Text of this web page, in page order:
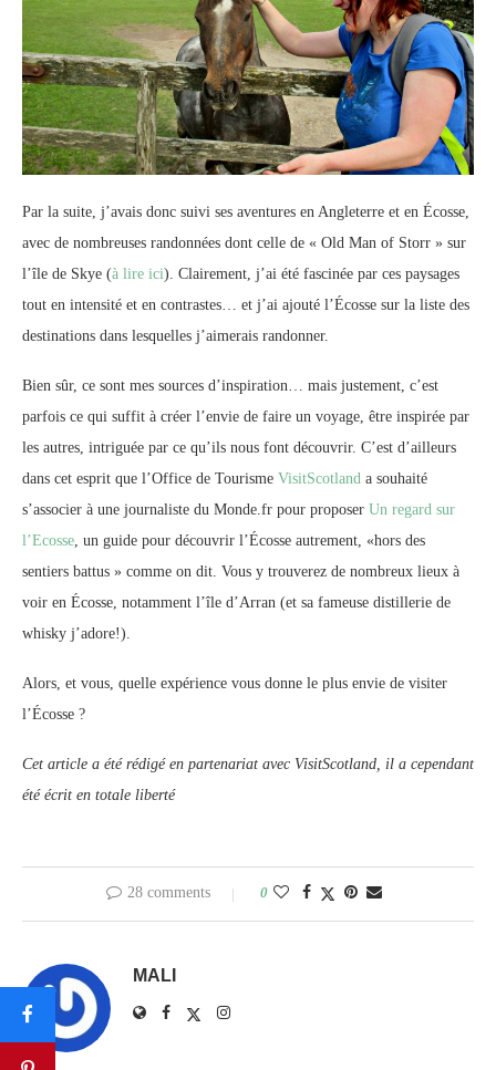
Par la suite, j’avais donc suivi ses aventures en Angleterre et en Écosse,
avec de nombreuses randonnées dont celle de « Old Man of Storr » sur
l’île de Skye (à lire ici). Clairement, j’ai été fascinée par ces paysages
tout en intensité et en contrastes… et j’ai ajouté l’Écosse sur la liste des
destinations dans lesquelles j’aimerais randonner.
Bien sûr, ce sont mes sources d’inspiration… mais justement, c’est
parfois ce qui suffit à créer l’envie de faire un voyage, être inspirée par
les autres, intriguée par ce qu’ils nous font découvrir. C’est d’ailleurs
dans cet esprit que l’Office de Tourisme VisitScotland a souhaité
s’associer à une journaliste du Monde.fr pour proposer Un regard sur
l’Ecosse, un guide pour découvrir l’Écosse autrement, «hors des
sentiers battus » comme on dit. Vous y trouverez de nombreux lieux à
voir en Écosse, notamment l’île d’Arran (et sa fameuse distillerie de
whisky j’adore!).
Alors, et vous, quelle expérience vous donne le plus envie de visiter
l’Écosse ?
Cet article a été rédigé en partenariat avec VisitScotland, il a cependant
été écrit en totale liberté
28 comments 0
MALI